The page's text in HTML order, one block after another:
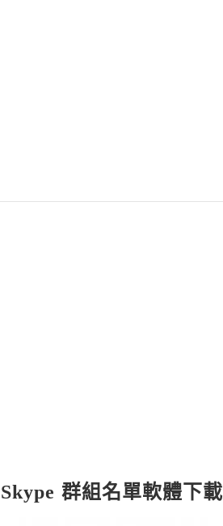
群組名單軟體下載